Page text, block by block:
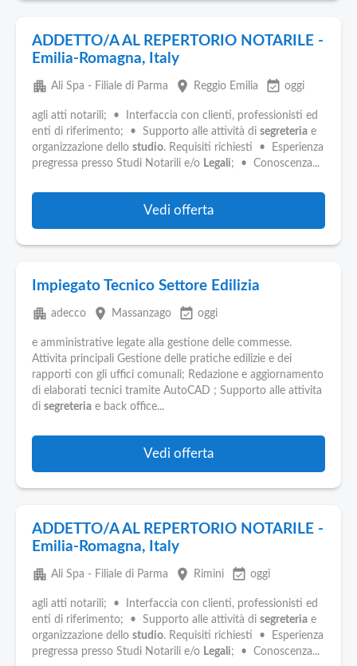
ADDETTO/A AL REPERTORIO NOTARILE -
Emilia-Romagna, Italy
apartment Ali Spa - Filiale di Parma place Reggio Emilia event_available oggi
agli atti notarili; • Interfaccia con clienti, professionisti ed
enti di riferimento; • Supporto alle attività di segreteria e
organizzazione dello studio. Requisiti richiesti • Esperienza
pregressa presso Studi Notarili e/o Legali; • Conoscenza...
Vedi offerta
Impiegato Tecnico Settore Edilizia
apartment adecco place Massanzago event_available oggi
e amministrative legate alla gestione delle commesse.
Attivita principali Gestione delle pratiche edilizie e dei
rapporti con gli uffici comunali; Redazione e aggiornamento
di elaborati tecnici tramite AutoCAD ; Supporto alle attivita
di segreteria e back office...
Vedi offerta
ADDETTO/A AL REPERTORIO NOTARILE -
Emilia-Romagna, Italy
apartment Ali Spa - Filiale di Parma place Rimini event_available oggi
agli atti notarili; • Interfaccia con clienti, professionisti ed
enti di riferimento; • Supporto alle attività di segreteria e
organizzazione dello studio. Requisiti richiesti • Esperienza
pregressa presso Studi Notarili e/o Legali; • Conoscenza...